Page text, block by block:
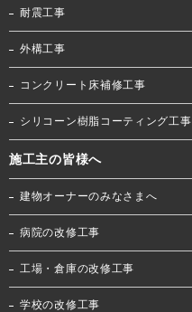
耐震工事
外構工事
コンクリート床補修工事
シリコーン樹脂コーティング工事
施工主の皆様へ
建物オーナーのみなさまへ
病院の改修工事
工場・倉庫の改修工事
学校の改修工事